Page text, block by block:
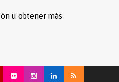
u obtener más